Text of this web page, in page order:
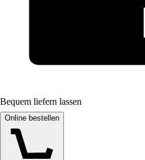
Bequem liefern lassen
Online bestellen